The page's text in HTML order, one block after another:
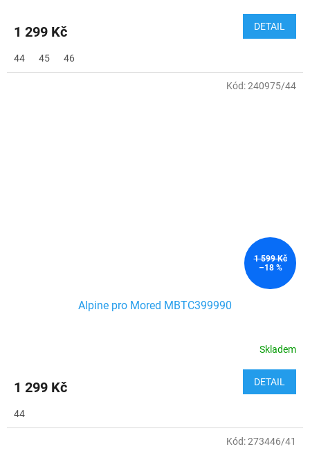
1 299 Kč DETAIL
44 45 46
1 599 Kč
–18 %
Alpine pro Mored MBTC399990
Skladem
1 299 Kč DETAIL
44
Kód:240975/44
Kód:273446/41